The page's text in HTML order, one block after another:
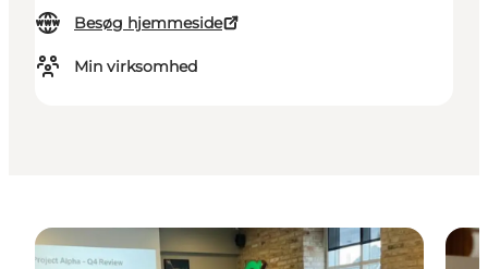
Besøg hjemmeside
Min virksomhed